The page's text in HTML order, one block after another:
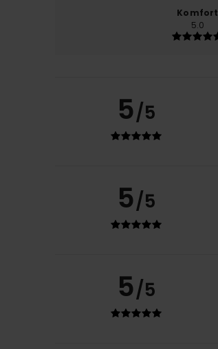
Komfort
5.0
5/5
5/5
5/5